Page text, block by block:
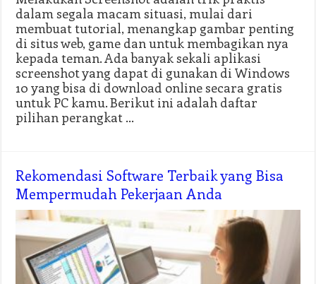
dalam segala macam situasi, mulai dari
membuat tutorial, menangkap gambar penting
di situs web, game dan untuk membagikan nya
kepada teman. Ada banyak sekali aplikasi
screenshot yang dapat di gunakan di Windows
10 yang bisa di download online secara gratis
untuk PC kamu. Berikut ini adalah daftar
pilihan perangkat …
Rekomendasi Software Terbaik yang Bisa
Mempermudah Pekerjaan Anda